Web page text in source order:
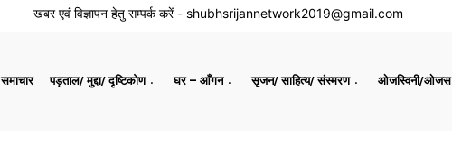
खबर एवं विज्ञापन हेतु सम्पर्क करें - shubhsrijannetwork2019@gmail.com
समाचार पड़ताल/ मुद्दा/ दृष्टिकोण घर – आँगन सृजन/ साहित्य/ संस्मरण ओजस्विनी/ओजस